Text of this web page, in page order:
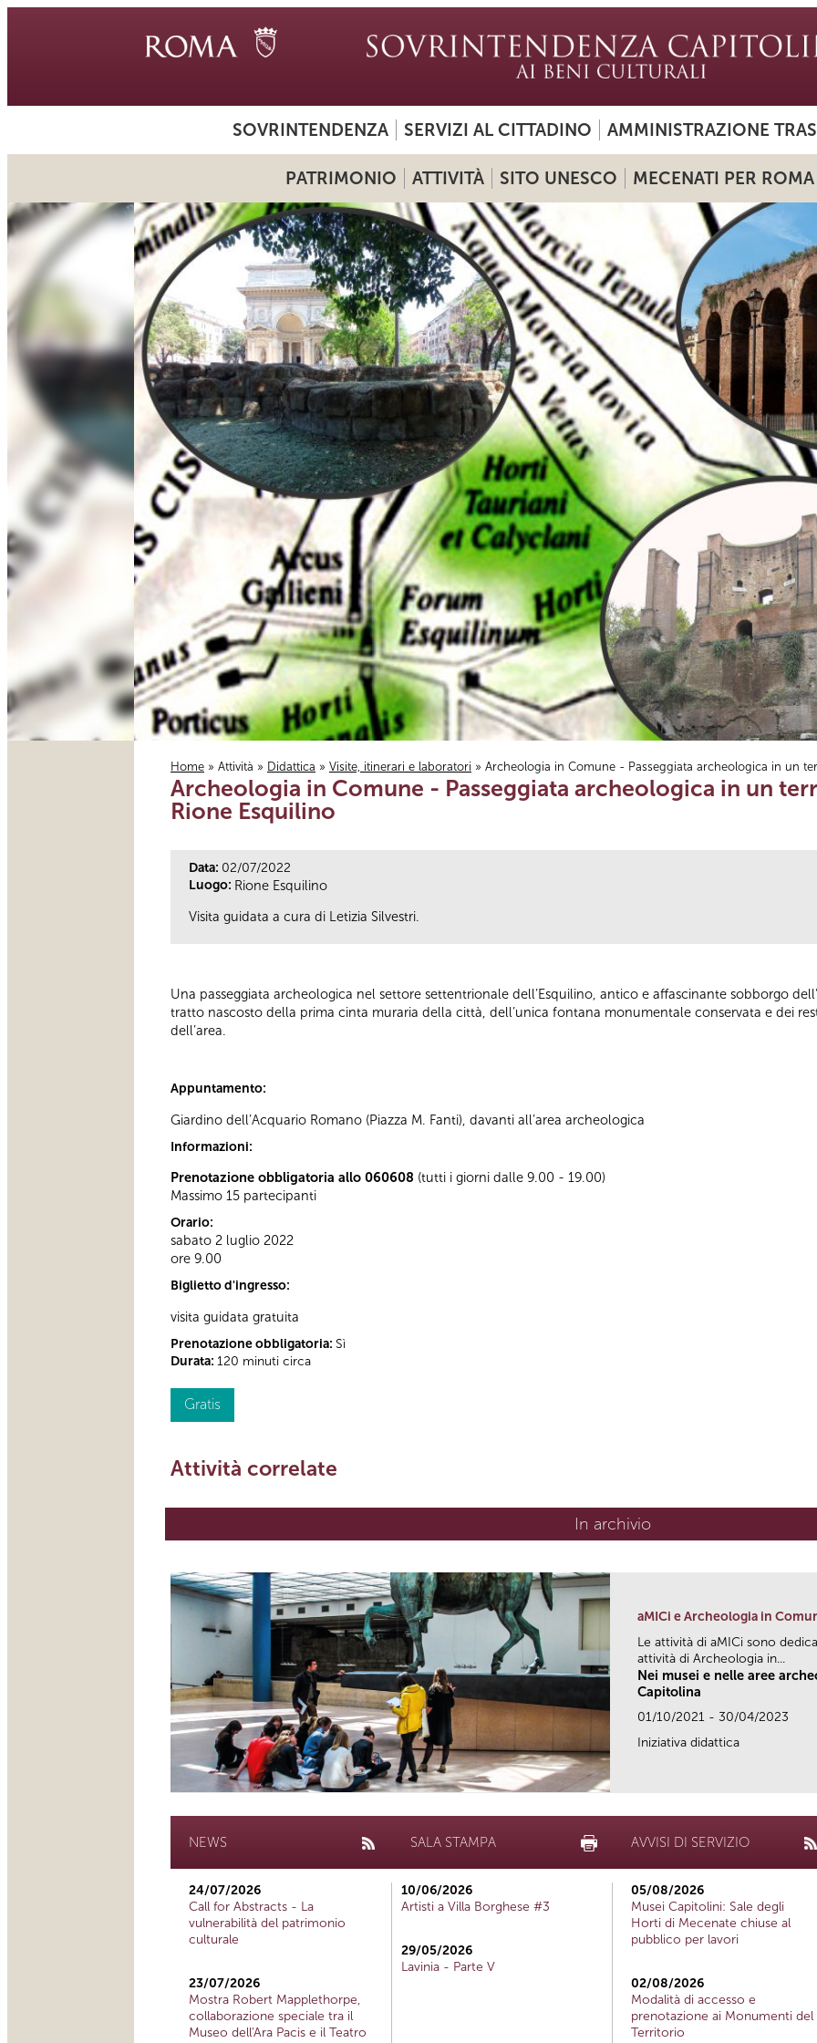
SOVRINTENDENZA SERVIZI AL CITTADINO AMMINISTRAZIONE
PATRIMONIO ATTIVITÀ SITO UNESCO MECENATI PER ROMA
Tu sei qui
Home » Attività » Didattica » Visite, itinerari e laboratori » Archeologia in Comune - Passeggiata archeologica in un
Archeologia in Comune - Passeggiata archeologica in un
Rione Esquilino
Data: 02/07/2022
Luogo: Rione Esquilino
Visita guidata a cura di Letizia Silvestri.
Una passeggiata archeologica nel settore settentrionale dell’Esquilino, antico e affascinante sobborgo
tratto nascosto della prima cinta muraria della città, dell’unica fontana monumentale conservata e dei
dell’area.
Appuntamento:
Giardino dell’Acquario Romano (Piazza M. Fanti), davanti all’area archeologica
Informazioni:
Prenotazione obbligatoria allo 060608 (tutti i giorni dalle 9.00 - 19.00)
Massimo 15 partecipanti
Orario:
sabato 2 luglio 2022
ore 9.00
Biglietto d'ingresso:
visita guidata gratuita
Prenotazione obbligatoria: Sì
Durata: 120 minuti circa
Gratis
Attività correlate
In archivio
aMICi e Archeologia in
Le attività di aMICi sono
attività di Archeologia in...
Nei musei e nelle aree
Capitolina
01/10/2021 - 30/04/2023
Iniziativa didattica
NEWS
24/07/2026
Call for Abstracts - La
vulnerabilità del patrimonio
culturale
23/07/2026
Mostra Robert Mapplethorpe,
collaborazione speciale tra il
Museo dell'Ara Pacis e il Teatro
SALA STAMPA
10/06/2026
Artisti a Villa Borghese #3
29/05/2026
Lavinia - Parte V
AVVISI DI SERVIZIO
05/08/2026
Musei Capitolini: Sale degli
Horti di Mecenate chiuse al
pubblico per lavori
02/08/2026
Modalità di accesso e
prenotazione ai Monumenti del
Territorio